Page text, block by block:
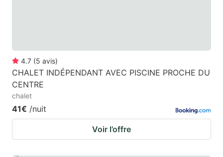
4.7 (5 avis)
CHALET INDÉPENDANT AVEC PISCINE PROCHE DU
CENTRE
chalet
41€ /nuit
Voir l’offre